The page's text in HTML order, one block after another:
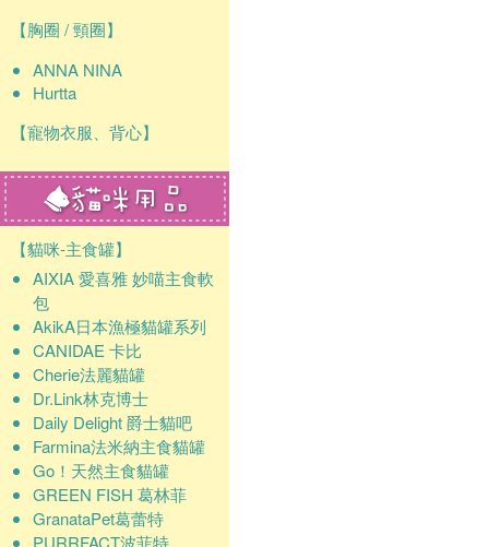
【胸圈 / 頸圈】
ANNA NINA
Hurtta
【寵物衣服、背心】
【貓咪-主食罐】
AIXIA 愛喜雅 妙喵主食軟
包
AkikA日本漁極貓罐系列
CANIDAE 卡比
Cherie法麗貓罐
Dr.Link林克博士
Daily Delight 爵士貓吧
Farmina法米納主食貓罐
Go！天然主食貓罐
GREEN FISH 葛林菲
GranataPet葛蕾特
PURRFACT波菲特